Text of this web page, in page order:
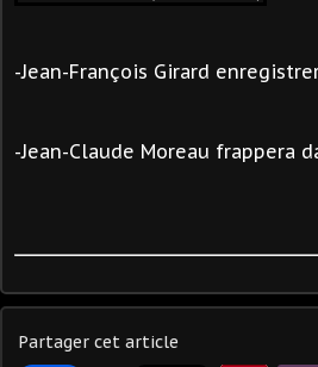
-Jean-François Girard
-Jean-Claude Moreau frappera
Partager cet article